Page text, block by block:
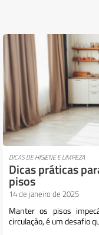
DICAS DE HIGIENE E LIMPEZA
Dicas práticas
pisos
14 de janeiro de 2025
Manter os pisos
circulação, é um desafio